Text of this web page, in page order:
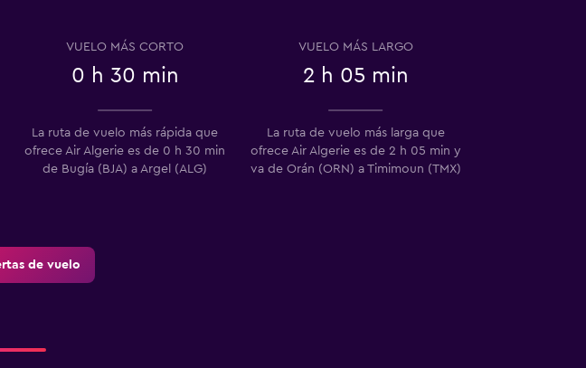
VUELO MÁS CORTO
0 h 30 min
VUELO MÁS LARGO
2 h 05 min
La ruta de vuelo más rápida que
ofrece Air Algerie es de 0 h 30 min
de Bugía (BJA) a Argel (ALG)
La ruta de vuelo más larga que
ofrece Air Algerie es de 2 h 05 min y
va de Orán (ORN) a Timimoun (TMX)
de vuelo